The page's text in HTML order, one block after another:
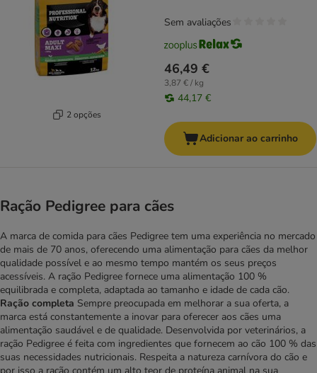
2 opções
46,49 €
3,87 € / kg
44,17 €
Sem avaliações
Adicionar ao carrinho
Ração Pedigree para cães
A marca de comida para cães Pedigree tem uma experiência no mercado
de mais de 70 anos, oferecendo uma alimentação para cães da melhor
qualidade possível e ao mesmo tempo mantém os seus preços
acessíveis. A ração Pedigree fornece uma alimentação 100 %
equilibrada e completa, adaptada ao tamanho e idade de cada cão.
Ração completa Sempre preocupada em melhorar a sua oferta, a
marca está constantemente a inovar para oferecer aos cães uma
alimentação saudável e de qualidade. Desenvolvida por veterinários, a
ração Pedigree é feita com ingredientes que fornecem ao cão 100 % das
suas necessidades nutricionais. Respeita a natureza carnívora do cão e
por isso a ração contém um alto teor de proteína animal na sua